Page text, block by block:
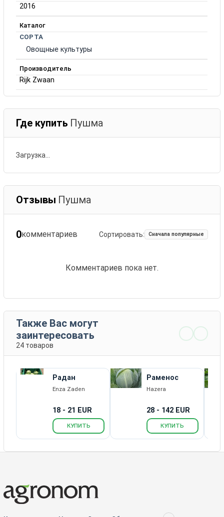
2016
Каталог
СОРТА
Овощные культуры
Производитель
Rijk Zwaan
Где купить Пушма
Загрузка…
Отзывы Пушма
0комментариев Сортировать: Сначала популярные
Комментариев пока нет.
Также Вас могут
заинтересовать
24 товаров
Радан
Enza Zaden
18 - 21 EUR
КУПИТЬ
Раменос
Hazera
28 - 142 EUR
КУПИТЬ